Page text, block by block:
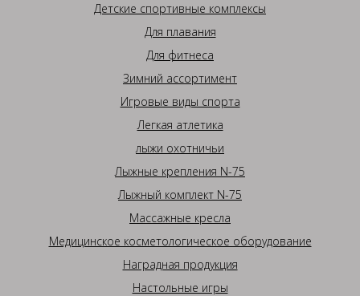
Детские спортивные комплексы
Для плавания
Для фитнеса
Зимний ассортимент
Игровые виды спорта
Легкая атлетика
лыжи охотничьи
Лыжные крепления N-75
Лыжный комплект N-75
Массажные кресла
Медицинское косметологическое оборудование
Наградная продукция
Настольные игры